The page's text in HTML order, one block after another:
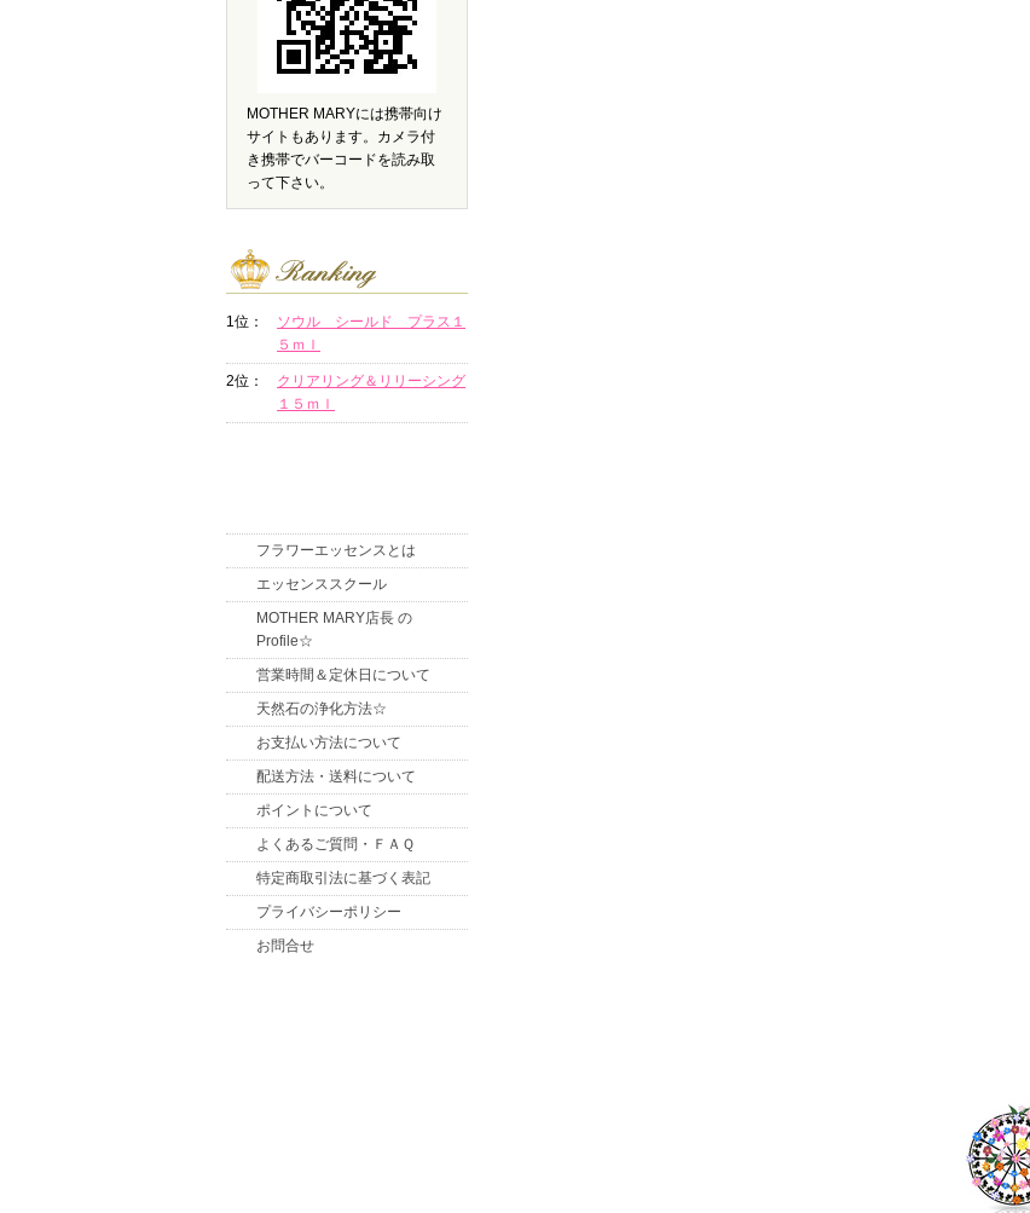
MOTHER MARYには携帯向け
サイトもあります。カメラ付
き携帯でバーコードを読み取
って下さい。
1位：
ソウル シールド プラス１
５ｍｌ
2位：
クリアリング＆リリーシング
１５ｍｌ
フラワーエッセンスとは
エッセンススクール
MOTHER MARY店長 の
Profile☆
営業時間＆定休日について
天然石の浄化方法☆
お支払い方法について
配送方法・送料について
ポイントについて
よくあるご質問・ＦＡＱ
特定商取引法に基づく表記
プライバシーポリシー
お問合せ